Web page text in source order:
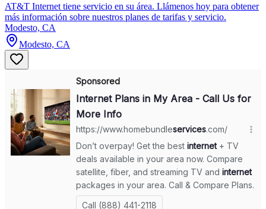
AT&T Internet tiene servicio en su área. Llámenos hoy para obtener
más información sobre nuestros planes de tarifas y servicio.
Modesto, CA
Modesto, CA